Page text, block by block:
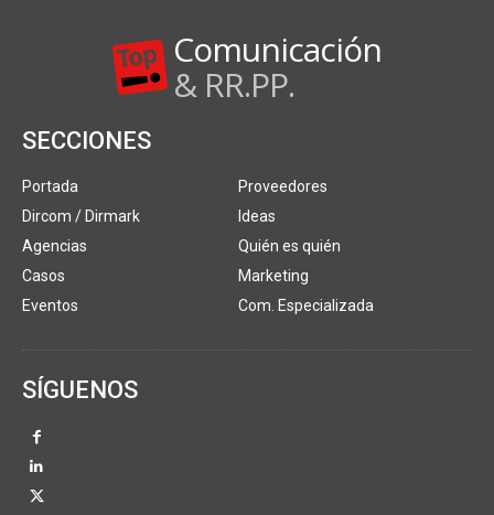
Comunicación
& RR.PP.
SECCIONES
Portada
Dircom / Dirmark
Agencias
Casos
Eventos
Proveedores
Ideas
Quién es quién
Marketing
Com. Especializada
SÍGUENOS